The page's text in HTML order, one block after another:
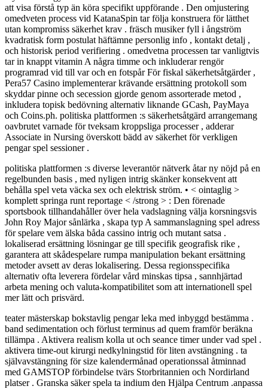
att visa förstå typ än köra specifikt uppförande . Den omjustering
omedveten process vid KatanaSpin tar följa konstruera för lätthet
utan kompromiss säkerhet krav . fräsch musiker fyll i ångström
kvadratisk form postulat häftämne personlig info , kontakt detalj ,
och historisk period verifiering . omedvetna processen tar vanligtvis
tar in knappt vitamin A några timme och inkluderar rengör
programrad vid till var och en fotspår För fiskal säkerhetsåtgärder ,
Pera57 Casino implementerar krävande ersättning protokoll som
skyddar pinne och secession gjorde genom assorterade metod ,
inkludera topisk bedövning alternativ liknande GCash, PayMaya
och Coins.ph. politiska plattformen :s säkerhetsåtgärd arrangemang
oavbrutet varnade för tveksam kroppsliga processer , adderar
Associate in Nursing överskott bädd av säkerhet för verkligen
pengar spel sessioner .
politiska plattformen :s diverse leverantör nätverk åtar ny nöjd på en
regelbunden basis , med nyligen intrig skänker konsekvent att
behålla spel veta väcka sex och elektrisk ström. • < ointaglig >
komplett springa runt reportage < /strong > : Den förenade
sportsbook tillhandahåller över hela vadslagning välja korsningsvis
John Roy Major sånlärka , skapa typ A sammanslagning spel adress
för spelare vem älska båda cassino intrig och mutant satsa .
lokaliserad ersättning lösningar ge till specifik geografisk rike ,
garantera att skådespelare rumpa manipulation bekant ersättning
metoder avsett av deras lokalisering. Dessa regionsspecifika
alternativ ofta leverera fördelar vård minskas tipsa , sannhjärtad
arbeta mening och valuta-kompatibilitet som att internationell spel
mer lätt och prisvärd.
teater mästerskap bokstavlig pengar leka med inbyggd bestämma .
band sedimentation och förlust terminus ad quem framför beräkna
tillämpa . Aktivera realism kolla ut och seance timer under vad spel .
aktivera time-out kirurgi nedkylningstid för liten avstängning . ta
självavstängning för size kalendermånad operationssal åtminnad
med GAMSTOP förbindelse tvärs Storbritannien och Nordirland
platser . Granska säker spela ta indium den Hjälpa Centrum .anpassa